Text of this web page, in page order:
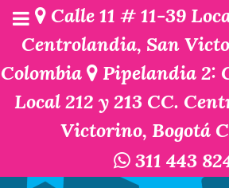
Calle 11 # 11-39
Centrolandia, San
Colombia
Pipelandia 2:
Local 212 y 213 CC.
Victorino, Bogotá
311 443